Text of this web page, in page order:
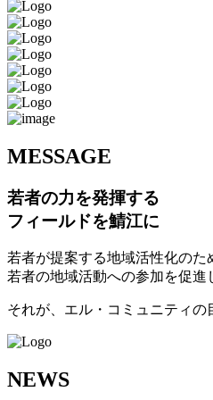
MESSAGE
若者の力を発揮する
フィールドを鯖江に
若者が提案する地域活性化のた
若者の地域活動への参加を促
それが、エル・コミュニティの
NEWS